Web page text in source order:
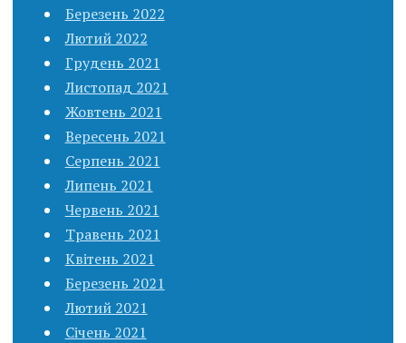
Березень 2022
Лютий 2022
Грудень 2021
Листопад 2021
Жовтень 2021
Вересень 2021
Серпень 2021
Липень 2021
Червень 2021
Травень 2021
Квітень 2021
Березень 2021
Лютий 2021
Січень 2021